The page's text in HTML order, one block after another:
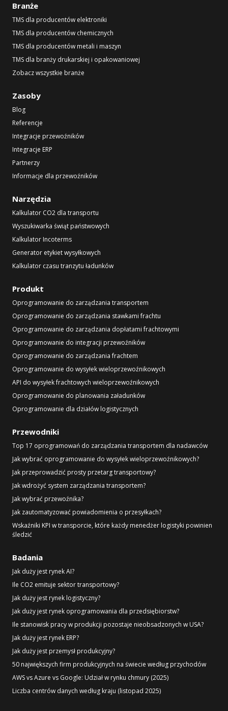
Branże
TMS dla producentów elektroniki
TMS dla producentów chemicznych
TMS dla producentów metali i maszyn
TMS dla branży drukarskiej i opakowaniowej
Zobacz wszystkie branże
Zasoby
Blog
Referencje
Integracje przewoźników
Integracje ERP
Partnerzy
Informacje dla przewoźników
Narzędzia
Kalkulator CO2 dla transportu
Wyszukiwarka świąt państwowych
Kalkulator Incoterms
Generator etykiet wysyłkowych
Kalkulator czasu tranzytu ładunków
Produkt
Oprogramowanie do zarządzania transportem
Oprogramowanie do zarządzania stawkami frachtu
Oprogramowanie do zarządzania dopłatami frachtowymi
Oprogramowanie do integracji przewoźników
Oprogramowanie do zarządzania frachtem
Oprogramowanie do wysyłek wieloprzewoźnikowych
API do wysyłek frachtowych wieloprzewoźnikowych
Oprogramowanie do planowania załadunków
Oprogramowanie dla działów logistycznych
Przewodniki
Top 17 oprogramowań do zarządzania transportem dla nadawców
Jak wybrać oprogramowanie do wysyłek wieloprzewoźnikowych?
Jak przeprowadzić prosty przetarg transportowy?
Jak wdrożyć system zarządzania transportem?
Jak wybrać przewoźnika?
Jak zautomatyzować powiadomienia o przesyłkach?
Wskaźniki KPI w transporcie, które każdy menedżer logistyki powinien
śledzić
Badania
Jak duży jest rynek AI?
Ile CO2 emituje sektor transportowy?
Jak duży jest rynek logistyczny?
Jak duży jest rynek oprogramowania dla przedsiębiorstw?
Ile stanowisk pracy w produkcji pozostaje nieobsadzonych w USA?
Jak duży jest rynek ERP?
Jak duży jest przemysł produkcyjny?
50 największych firm produkcyjnych na świecie według przychodów
AWS vs Azure vs Google: Udział w rynku chmury (2025)
Liczba centrów danych według kraju (listopad 2025)